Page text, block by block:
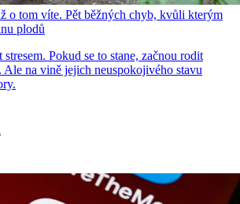
o tom víte. Pět běžných chyb, kvůli kterým
plodů
Pokud se to stane, začnou rodit
Ale na vině jejich neuspokojivého stavu